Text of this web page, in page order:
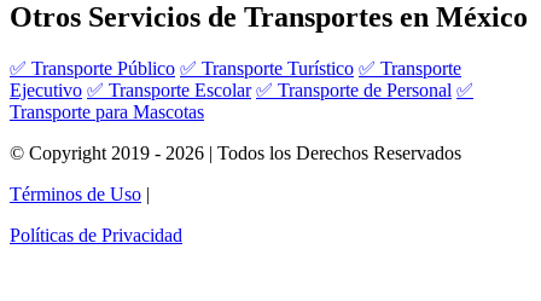
Otros Servicios de Transportes en México
✅ Transporte Público ✅ Transporte Turístico ✅ Transporte
Ejecutivo ✅ Transporte Escolar ✅ Transporte de Personal ✅
Transporte para Mascotas
© Copyright 2019 - 2026 | Todos los Derechos Reservados
Términos de Uso |
Políticas de Privacidad